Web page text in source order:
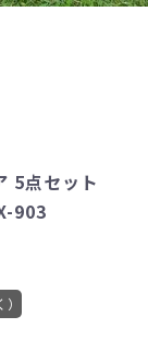
5点セット
903